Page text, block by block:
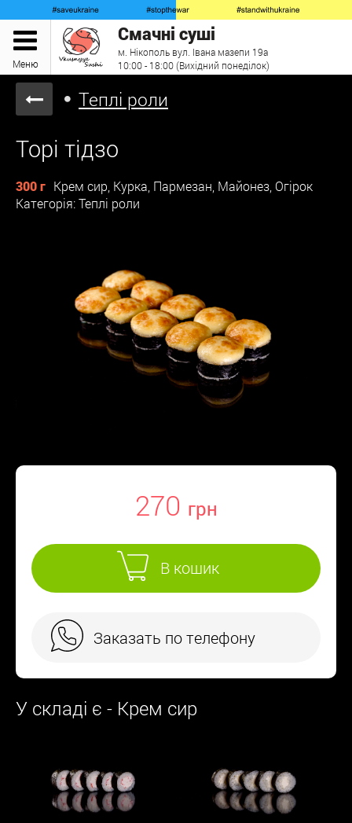
Меню
Смачні суші
м. Нікополь вул. Івана мазепи 19а
10:00 - 18:00 (Вихідний понеділок)
Теплі роли
Торі тідзо
300 г Крем сир, Курка, Пармезан, Майонез, Огірок
Категорія: Теплі роли
270
В кошик
Заказать по телефону
У складі є - Крем сир